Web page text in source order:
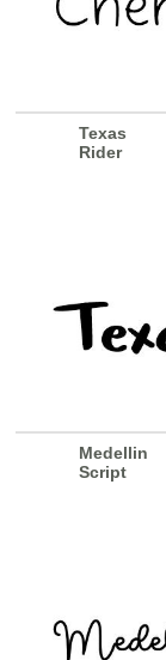
Texas
Rider
Medellin
Script